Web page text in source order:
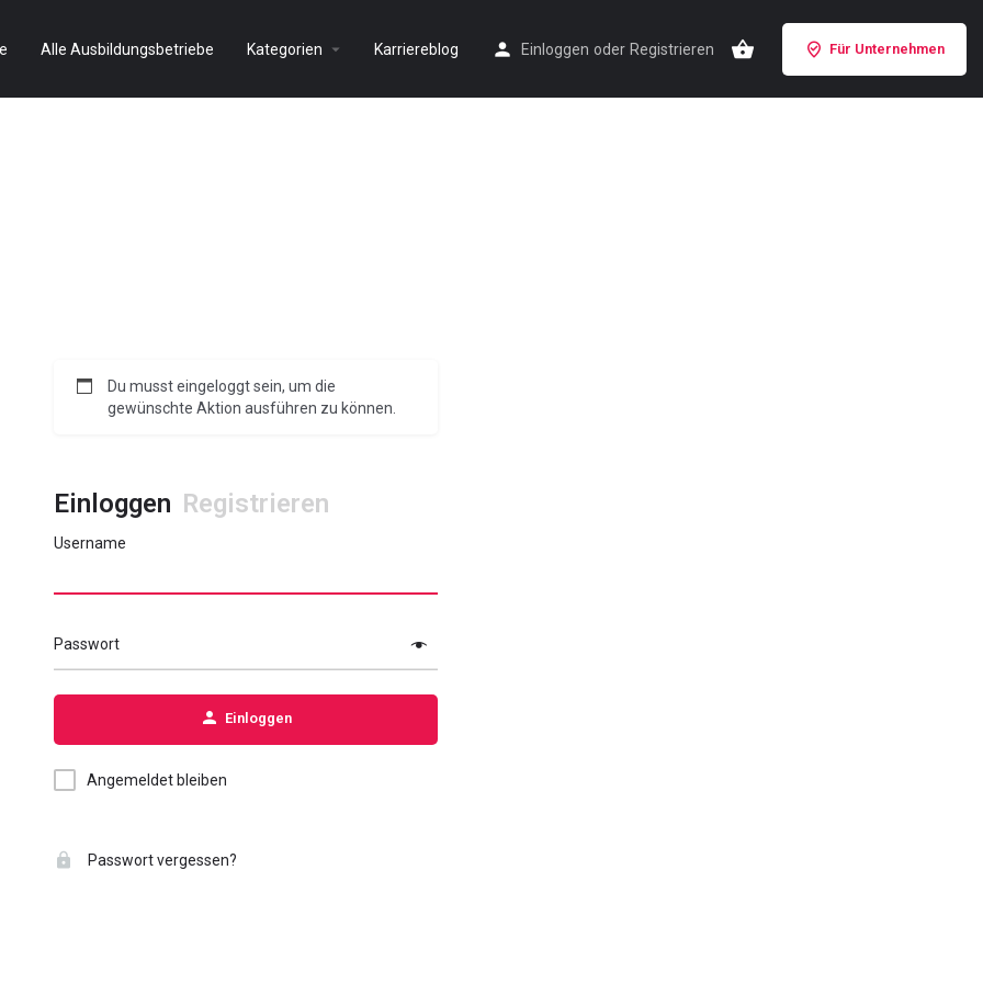
Alle Ausbildungsbetriebe Kategorien Karriereblog Einloggen oder Registrieren Für Unternehmen
Du musst eingeloggt sein, um die
gewünschte Aktion ausführen zu können.
Einloggen Registrieren
Username
Passwort
Einloggen
Angemeldet bleiben
Passwort vergessen?